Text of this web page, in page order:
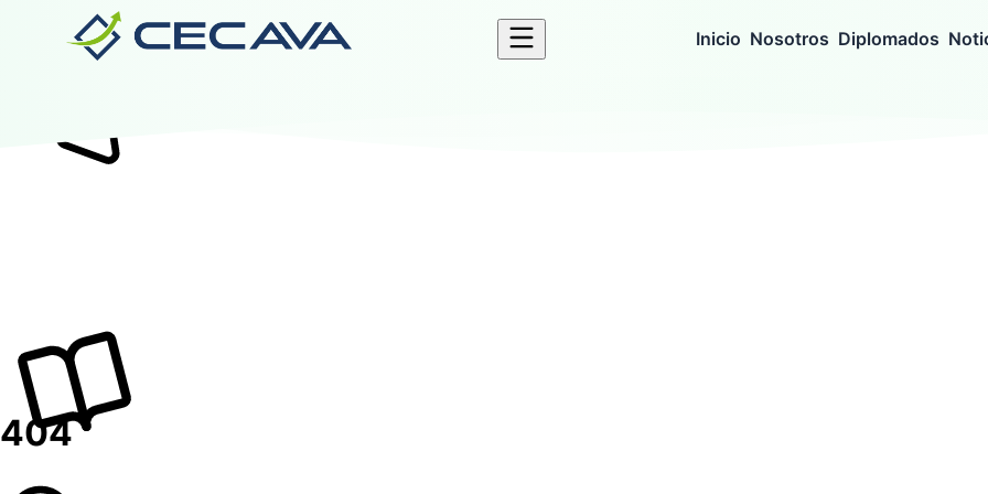
Inicio Nosotros Diplomados
Nosotros
Valida tu Certificado Ingresar al Aula Virtual
404